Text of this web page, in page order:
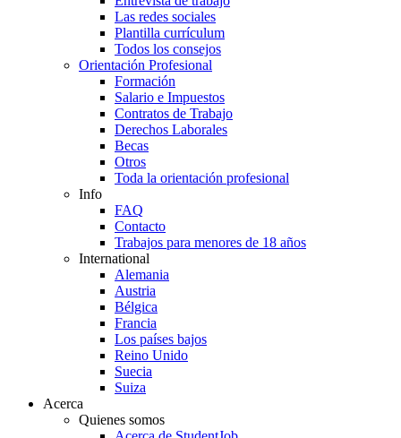
Las redes sociales
Plantilla currículum
Todos los consejos
Orientación Profesional
Formación
Salario e Impuestos
Contratos de Trabajo
Derechos Laborales
Becas
Otros
Toda la orientación profesional
Info
FAQ
Contacto
Trabajos para menores de 18 años
International
Alemania
Austria
Bélgica
Francia
Los países bajos
Reino Unido
Suecia
Suiza
Acerca
Quienes somos